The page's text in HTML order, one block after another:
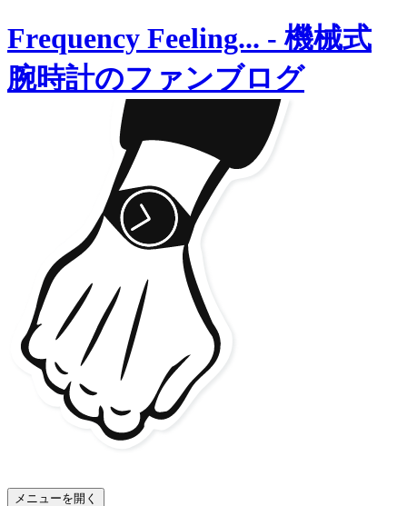
Frequency Feeling... - 機械式
腕時計のファンブログ
メニューを開く